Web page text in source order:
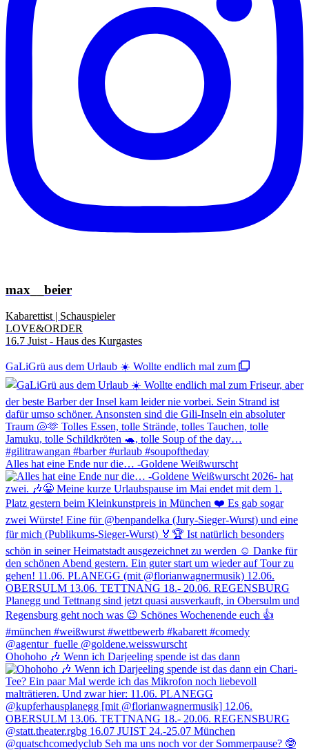
max__beier
Kabarettist | Schauspieler
LOVE&ORDER
16.7 Juist - Haus des Kurgastes
GaLiGrü aus dem Urlaub ☀️ Wollte endlich mal zum
Alles hat eine Ende nur die… -Goldene Weißwurscht
Ohohoho 🎶 Wenn ich Darjeeling spende ist das dann